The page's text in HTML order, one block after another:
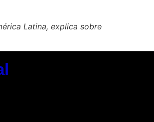
Latina, explica sobre